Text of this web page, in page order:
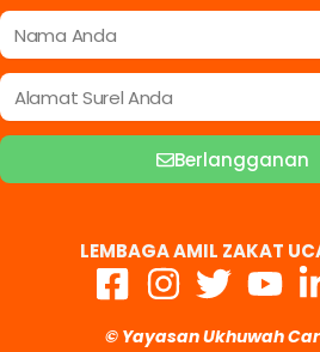
Berlangganan
LEMBAGA AMIL ZAKAT
© Yayasan Ukhuwah